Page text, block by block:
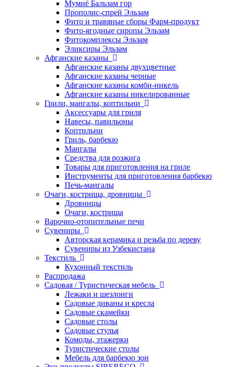
Мумиё Бальзам гор
Прополис-спрей Эльзам
Фито и травяные сборы Фарм-продукт
Фито-ягодные сиропы Эльзам
Фитокомплексы Эльзам
Эликсиры Эльзам
Афганские казаны
Афганские казаны двухцветные
Афганские казаны черные
Афганские казаны комби-никель
Афганские казаны никелированные
Грили, мангалы, коптильни
Аксессуары для гриля
Навесы, павильоны
Коптильни
Гриль, барбекю
Мангалы
Средства для розжига
Товары для приготовления на гриле
Инструменты для приготовления барбекю
Печь-мангалы
Очаги, кострища, дровницы
Дровницы
Очаги, кострища
Варочно-отопительные печи
Сувениры
Авторская керамика и резьба по дереву
Сувениры из Узбекистана
Текстиль
Кухонный текстиль
Распродажа
Садовая / Туристическая мебель
Лежаки и шезлонги
Садовые диваны и кресла
Садовые скамейки
Садовые столы
Садовые стулья
Комоды, этажерки
Туристические столы
Мебель для барбекю зон